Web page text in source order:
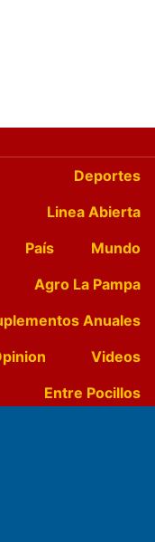
Deportes
Linea Abierta
País
Mundo
Agro La Pampa
Anuales
Videos
Entre Pocillos